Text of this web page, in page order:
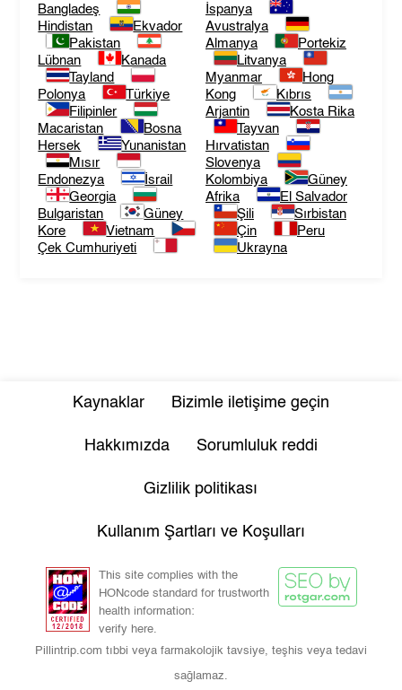
Bangladeş
Hindistan
Ekvador
Pakistan
Lübnan
Kanada
Tayland
Polonya
Türkiye
Filipinler
Macaristan
Bosna
Hersek
Yunanistan
Mısır
Endonezya
İsrail
Georgia
Bulgaristan
Güney
Kore
Vietnam
Çek Cumhuriyeti
İspanya
Avustralya
Almanya
Portekiz
Litvanya
Myanmar
Hong
Kong
Kıbrıs
Arjantin
Kosta Rika
Tayvan
Hırvatistan
Slovenya
Kolombiya
Güney
Afrika
El Salvador
Şili
Sırbistan
Çin
Peru
Ukrayna
Kaynaklar Bizimle iletişime geçin
Hakkımızda Sorumluluk reddi
Gizlilik politikası
Kullanım Şartları ve Koşulları
This site complies with the
HONcode standard for trustworth
health information:
verify here.
Pillintrip.com tıbbi veya farmakolojik tavsiye, teşhis veya tedavi
sağlamaz.